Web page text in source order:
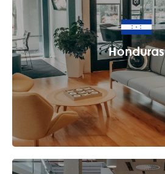
Honduras